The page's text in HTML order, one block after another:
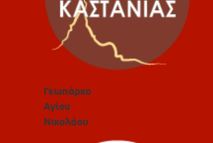
Γεωπάρκο
Αγίου
Νικολάου